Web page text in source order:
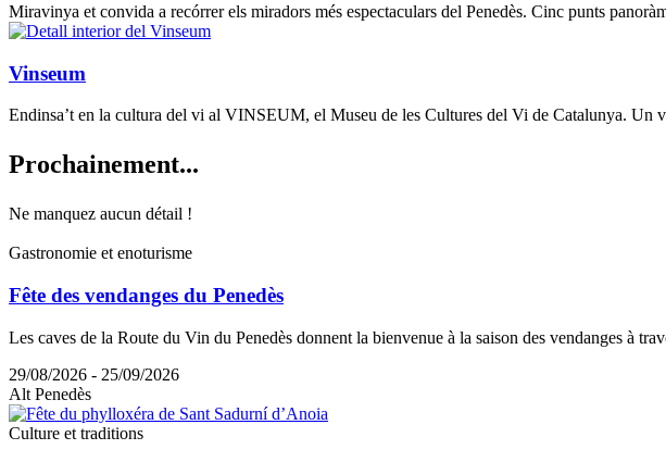
Miravinya et convida a recórrer els miradors més espectaculars del Penedès. Cinc punts
Vinseum
Endinsa’t en la cultura del vi al VINSEUM, el Museu de les Cultures del Vi de Catalunya.
Prochainement...
Ne manquez aucun détail !
Gastronomie et enoturisme
Fête des vendanges du Penedès
Les caves de la Route du Vin du Penedès donnent la bienvenue à la saison des vendanges à
29/08/2026 - 25/09/2026
Alt Penedès
Culture et traditions